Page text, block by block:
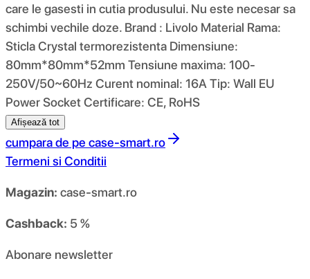
care le gasesti in cutia produsului. Nu este necesar sa
schimbi vechile doze. Brand : Livolo Material Rama:
Sticla Crystal termorezistenta Dimensiune:
80mm*80mm*52mm Tensiune maxima: 100-
250V/50~60Hz Curent nominal: 16A Tip: Wall EU
Power Socket Certificare: CE, RoHS
Afișează tot
cumpara de pe case-smart.ro
Termeni si Conditii
Magazin: case-smart.ro
Cashback: 5 %
Abonare newsletter